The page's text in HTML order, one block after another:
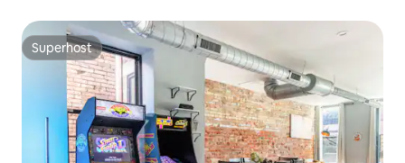
Superhost
Superhost